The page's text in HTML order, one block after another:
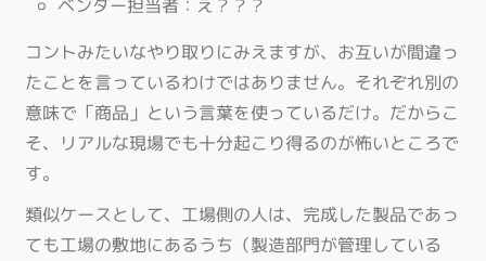
ベンダー担当者：え？？？
コントみたいなやり取りにみえますが、お互いが間違っ
たことを言っているわけではありません。それぞれ別の
意味で「商品」という言葉を使っているだけ。だからこ
そ、リアルな現場でも十分起こり得るのが怖いところで
す。
類似ケースとして、工場側の人は、完成した製品であっ
ても工場の敷地にあるうち（製造部門が管理している